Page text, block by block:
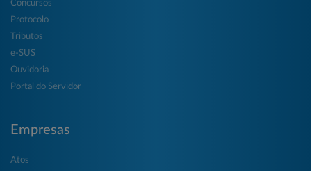
Concursos
Protocolo
Tributos
e-SUS
Ouvidoria
Portal do Servidor
Empresas
Atos